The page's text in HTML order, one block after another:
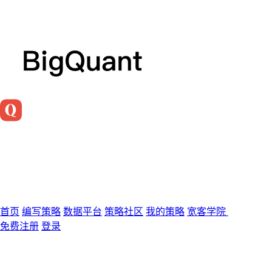
首页 编写策略 数据平台 策略社区 我的策略 宽客学院
免费注册 登录